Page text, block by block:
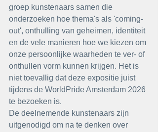
groep kunstenaars samen die
onderzoeken hoe thema's als 'coming-
out', onthulling van geheimen, identiteit
en de vele manieren hoe we kiezen om
onze persoonlijke waarheden te ver- of
onthullen vorm kunnen krijgen. Het is
niet toevallig dat deze expositie juist
tijdens de WorldPride Amsterdam 2026
te bezoeken is.
De deelnemende kunstenaars zijn
uitgenodigd om na te denken over